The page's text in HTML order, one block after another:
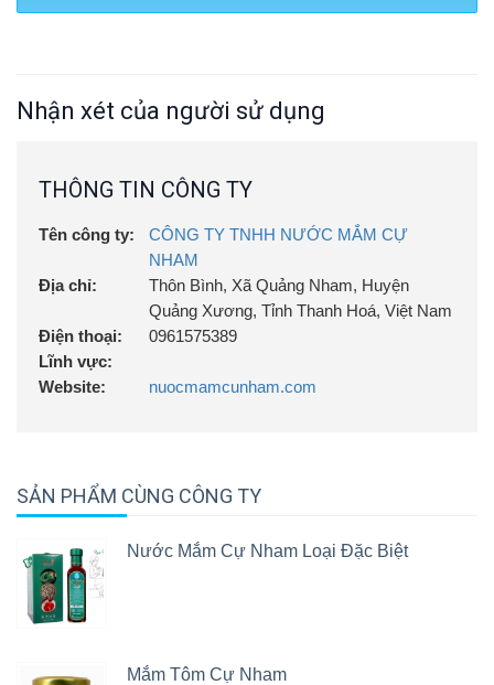
Nhận xét của người sử dụng
THÔNG TIN CÔNG TY
Tên công ty:
CÔNG TY TNHH NƯỚC MẮM CỰ
NHAM
Địa chỉ:
Thôn Bình, Xã Quảng Nham, Huyện
Quảng Xương, Tỉnh Thanh Hoá, Việt Nam
Điện thoại:
0961575389
Lĩnh vực:
Website:
nuocmamcunham.com
SẢN PHẨM CÙNG CÔNG TY
Nước Mắm Cự Nham Loại Đặc Biệt
Mắm Tôm Cự Nham